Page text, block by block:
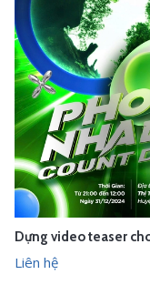
LIÊN HỆ
Liên hệ